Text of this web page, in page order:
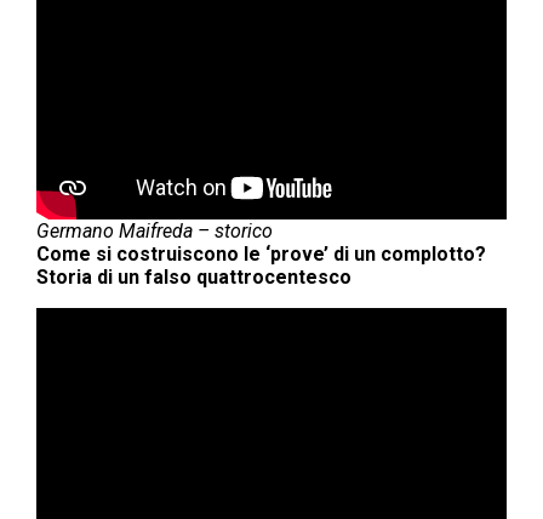
Germano Maifreda – storico
Come si costruiscono le ‘prove’ di un complotto?
Storia di un falso quattrocentesco